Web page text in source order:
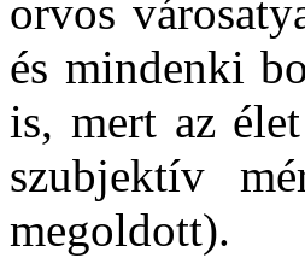
orvos
és mindenki
is, mert az
szubjektív
megoldott).